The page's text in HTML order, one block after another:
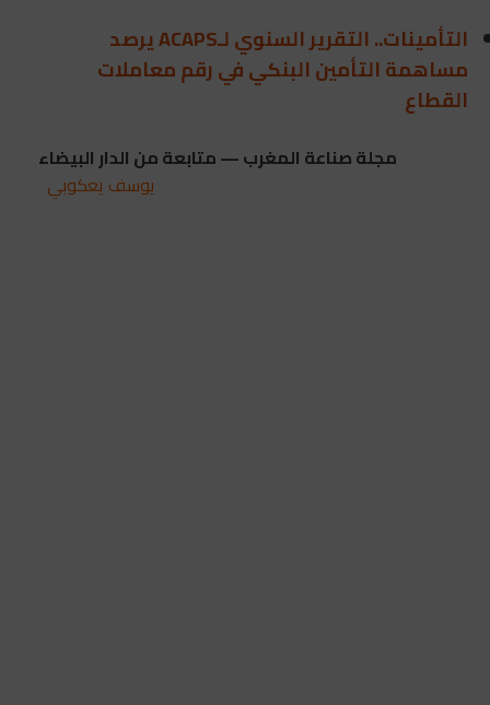
التأمينات.. التقرير السنوي لـACAPS يرصد
مساهمة التأمين البنكي في رقم معاملات
القطاع
مجلة صناعة المغرب — متابعة من الدار البيضاء
يوسف يعكوبي